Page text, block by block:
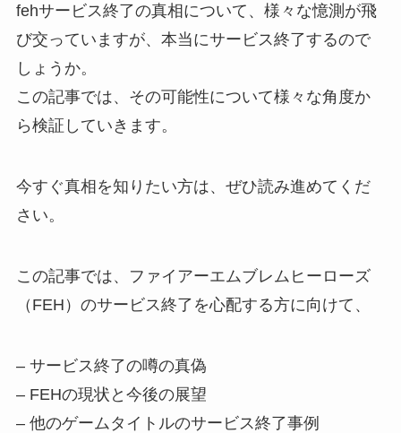
fehサービス終了の真相について、様々な憶測が飛
び交っていますが、本当にサービス終了するので
しょうか。
この記事では、その可能性について様々な角度か
ら検証していきます。
今すぐ真相を知りたい方は、ぜひ読み進めてくだ
さい。
この記事では、ファイアーエムブレムヒーローズ
（FEH）のサービス終了を心配する方に向けて、
– サービス終了の噂の真偽
– FEHの現状と今後の展望
– 他のゲームタイトルのサービス終了事例